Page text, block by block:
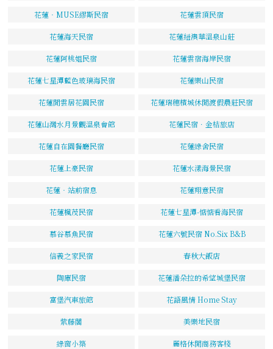
花蓮‧MUSE繆斯民宿 花蓮雲頂民宿
花蓮海天民宿 花蓮紐澳華溫泉山莊
花蓮阿桃姐民宿 花蓮雲宿海岸民宿
花蓮七星潭藍色玻璃海民宿 花蓮樂山民宿
花蓮閒雲居花園民宿 花蓮瑞穗檳城休閒渡假農莊民宿
花蓮山灣水月景觀溫泉會館 花蓮民宿．金桔旅店
花蓮自在園餐廳民宿 花蓮綠舍民宿
花蓮上豪民宿 花蓮水漾海景民宿
花蓮‧站前宿息 花蓮翔意民宿
花蓮楓茂民宿 花蓮七星潭-惦惦看海民宿
慕谷慕魚民宿 花蓮六號民宿 No.Six B&B
信義之家民宿 春秋大飯店
陶庫民宿 花蓮潘朵拉的希望城堡民宿
富堡汽車旅館 花語風情 Home Stay
紫藤閣 美樂地民宿
綠窗小築 麗格休閒商務客棧